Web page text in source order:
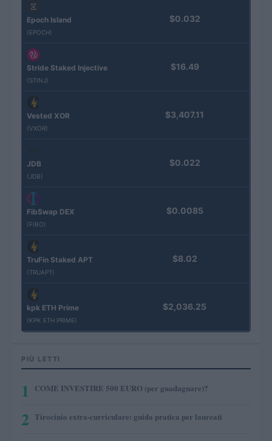
Epoch Island
(EPOCH)
$0.032
Stride Staked Injective
(STINJ)
$16.49
Vested XOR
(VXOR)
$3,407.11
JDB
(JDB)
$0.022
FibSwap DEX
(FIBO)
$0.0085
TruFin Staked APT
(TRUAPT)
$8.02
kpk ETH Prime
(KPK ETH PRIME)
$2,036.25
PIÙ LETTI
1 COME INVESTIRE 500 EURO (per guadagnare)?
2 Tirocinio extra-curriculare: guida pratica per laureati